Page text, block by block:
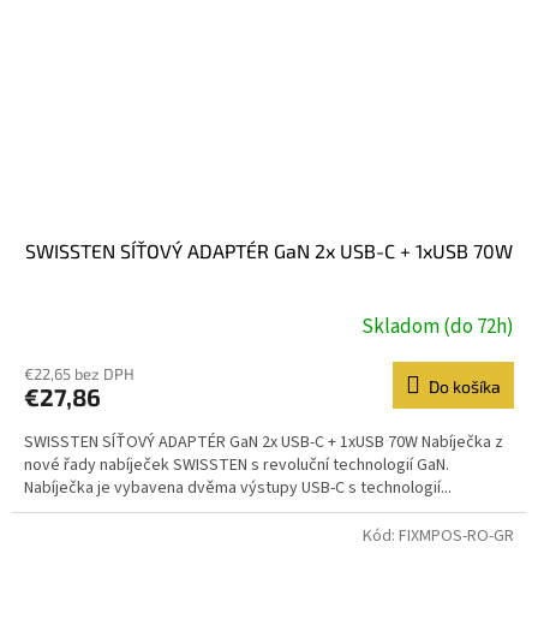
SWISSTEN SÍŤOVÝ ADAPTÉR GaN 2x USB-C + 1xUSB 70W
Skladom (do 72h)
€22,65 bez DPH
€27,86 Do košíka
SWISSTEN SÍŤOVÝ ADAPTÉR GaN 2x USB-C + 1xUSB 70W Nabíječka z
nové řady nabíječek SWISSTEN s revoluční technologií GaN.
Nabíječka je vybavena dvěma výstupy USB-C s technologií...
Kód: FIXMPOS-RO-GR